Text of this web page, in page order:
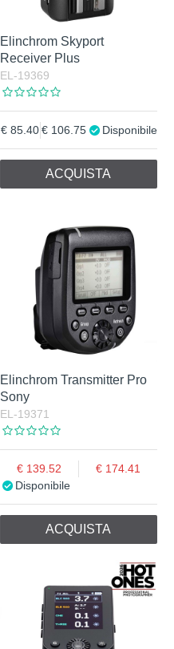
Elinchrom Skyport
Receiver Plus
EL-19369
85.40 106.75 Disponibile
ACQUISTA
Elinchrom Transmitter Pro
Sony
EL-19371
139.52
174.41
Disponibile
ACQUISTA